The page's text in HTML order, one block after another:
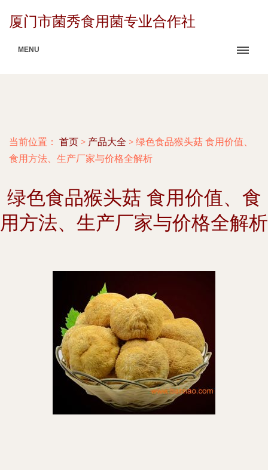
厦门市菌秀食用菌专业合作社
MENU
当前位置： 首页 > 产品大全 > 绿色食品猴头菇 食用价值、
食用方法、生产厂家与价格全解析
绿色食品猴头菇 食用价值、食
用方法、生产厂家与价格全解析